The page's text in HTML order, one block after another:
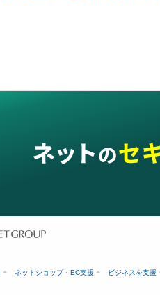
ネットショップ・EC支援 ビジネスを支援